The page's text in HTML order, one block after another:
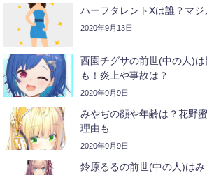
ハーフタレントXは誰？マ
2020年9月13日
西園チグサの前世(中の人)
も！炎上や事故は？
2020年9月9日
みやぢの顔や年齢は？花野
理由も
2020年9月9日
鈴原るるの前世(中の人)は